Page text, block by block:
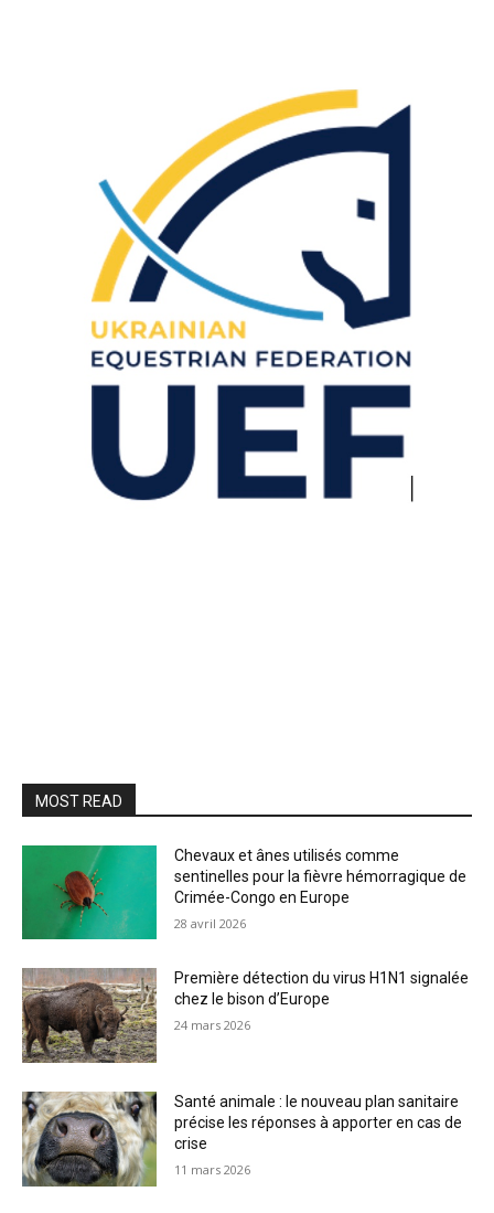
MOST READ
Chevaux et ânes utilisés comme
sentinelles pour la fièvre hémorragique de
Crimée-Congo en Europe
28 avril 2026
Première détection du virus H1N1 signalée
chez le bison d’Europe
24 mars 2026
Santé animale : le nouveau plan sanitaire
précise les réponses à apporter en cas de
crise
11 mars 2026